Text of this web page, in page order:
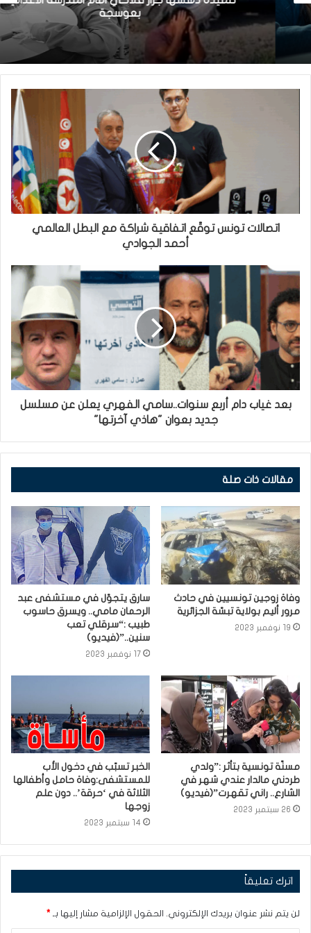
بعوسجة
اتصالات تونس توقّع اتفاقية شراكة مع البطل العالمي
أحمد الجوادي
بعد غياب دام أربع سنوات..سامي الفهري يعلن عن مسلسل
جديد بعوان "هاذي آخرتها"
مقالات ذات صلة
وفاة زوجين تونسيين في حادث
مرور أليم بولاية تبسّة الجزائرية
19 نوفمبر 2023
سارق يتجوّل في مستشفى عبد
الرحمان مامي.. ويسرق حاسوب
طبيب :“سرقلي تعب
سنين..”(فيديو)
17 نوفمبر 2023
مسنّة تونسية بتأثر :”ولدي
طردني مالدار عندي شهر في
الشارع.. راني تقهرت”(فيديو)
26 سبتمبر 2023
الخبر تسبّب في دخول الأب
للمستشفى:وفاة حامل وأطفالها
الثلاثة في ‘حرقة’.. دون علم
زوجها
14 سبتمبر 2023
اترك تعليقاً
لن يتم نشر عنوان بريدك الإلكتروني. الحقول الإلزامية مشار إليها بـ *